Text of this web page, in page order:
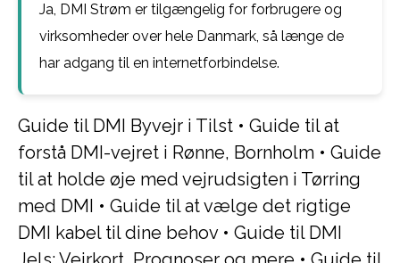
Ja, DMI Strøm er tilgængelig for forbrugere og
virksomheder over hele Danmark, så længe de
har adgang til en internetforbindelse.
Guide til DMI Byvejr i Tilst • Guide til at
forstå DMI-vejret i Rønne, Bornholm • Guide
til at holde øje med vejrudsigten i Tørring
med DMI • Guide til at vælge det rigtige
DMI kabel til dine behov• Guide til DMI